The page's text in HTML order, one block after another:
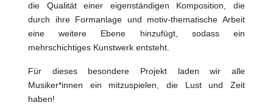
die Qualität einer eigenständigen Komposition, die
durch ihre Formanlage und motiv-thematische Arbeit
eine weitere Ebene hinzufügt, sodass ein
mehrschichtiges Kunstwerk entsteht.
Für dieses besondere Projekt laden wir alle
Musiker*innen ein mitzuspielen, die Lust und Zeit
haben!